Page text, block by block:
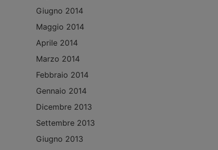
Giugno 2014
Maggio 2014
Aprile 2014
Marzo 2014
Febbraio 2014
Gennaio 2014
Dicembre 2013
Settembre 2013
Giugno 2013